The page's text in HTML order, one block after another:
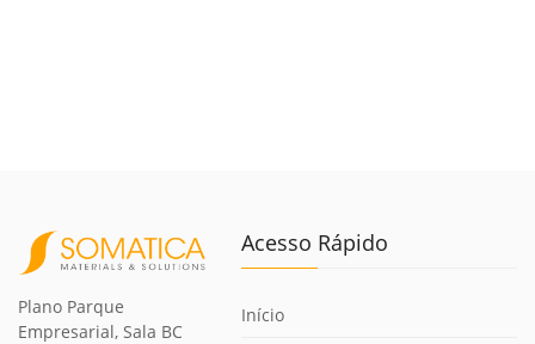
Plano Parque
Empresarial, Sala BC
Acesso Rápido
Início